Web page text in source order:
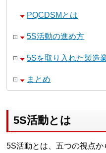
PQCDSMとは
5S活動の進め方
5Sを取り入れた製造
まとめ
5S活動とは
5S活動とは、五つの視点